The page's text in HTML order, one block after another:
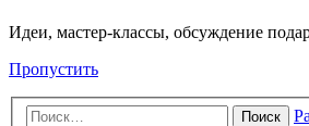
Идеи, мастер-классы, обсуждение
Пропустить
Поиск